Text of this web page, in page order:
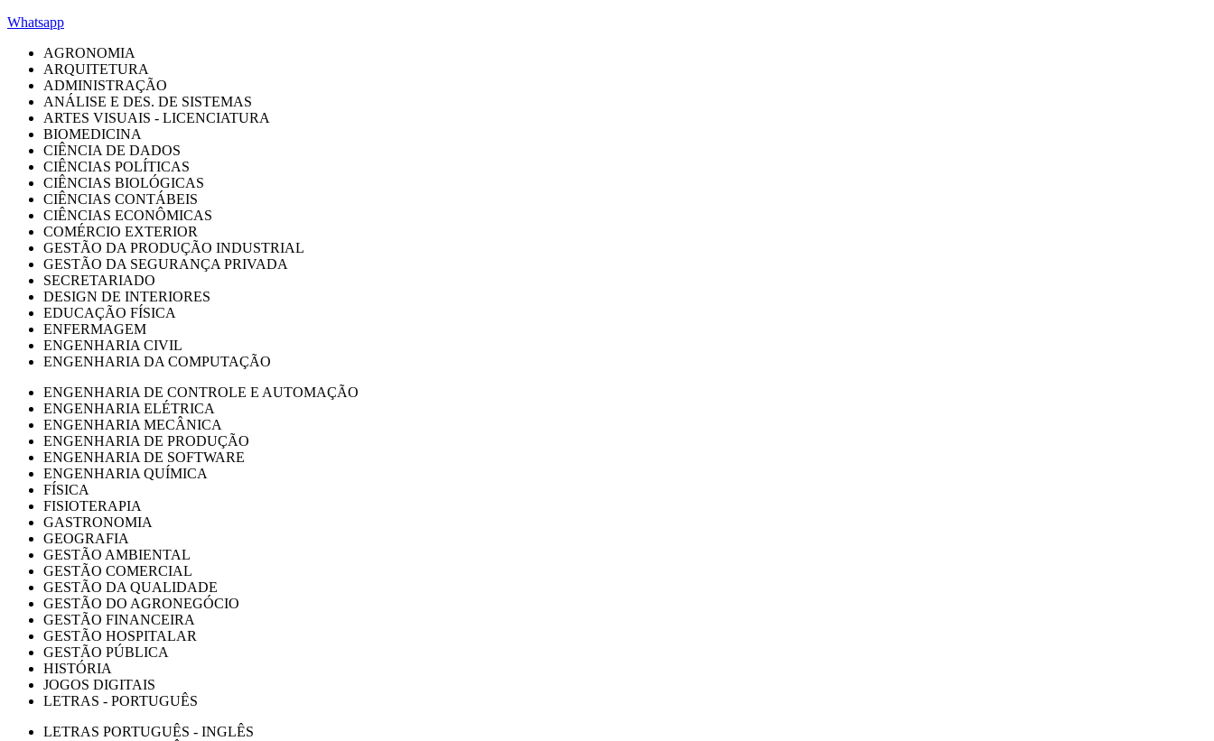
Whatsapp
AGRONOMIA
ARQUITETURA
ADMINISTRAÇÃO
ANÁLISE E DES. DE SISTEMAS
ARTES VISUAIS - LICENCIATURA
BIOMEDICINA
CIÊNCIA DE DADOS
CIÊNCIAS POLÍTICAS
CIÊNCIAS BIOLÓGICAS
CIÊNCIAS CONTÁBEIS
CIÊNCIAS ECONÔMICAS
COMÉRCIO EXTERIOR
GESTÃO DA PRODUÇÃO INDUSTRIAL
GESTÃO DA SEGURANÇA PRIVADA
SECRETARIADO
DESIGN DE INTERIORES
EDUCAÇÃO FÍSICA
ENFERMAGEM
ENGENHARIA CIVIL
ENGENHARIA DA COMPUTAÇÃO
ENGENHARIA DE CONTROLE E AUTOMAÇÃO
ENGENHARIA ELÉTRICA
ENGENHARIA MECÂNICA
ENGENHARIA DE PRODUÇÃO
ENGENHARIA DE SOFTWARE
ENGENHARIA QUÍMICA
FÍSICA
FISIOTERAPIA
GASTRONOMIA
GEOGRAFIA
GESTÃO AMBIENTAL
GESTÃO COMERCIAL
GESTÃO DA QUALIDADE
GESTÃO DO AGRONEGÓCIO
GESTÃO FINANCEIRA
GESTÃO HOSPITALAR
GESTÃO PÚBLICA
HISTÓRIA
JOGOS DIGITAIS
LETRAS - PORTUGUÊS
LETRAS PORTUGUÊS - INGLÊS